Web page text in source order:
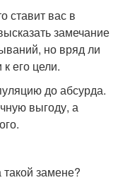
ставит вас в
замечание
но вряд ли
его цели.
до абсурда.
выгоду, а
замене?